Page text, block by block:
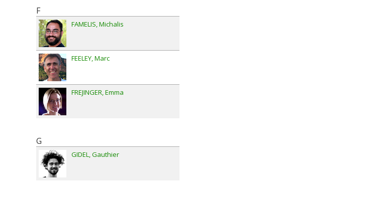
F
FAMELIS Michalis
FEELEY Marc
FREJINGER Emma
G
GIDEL Gauthier